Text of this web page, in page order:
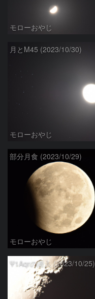
モローおやじ
月とM45 (2023/10/30)
モローおやじ
部分月食 (2023/10/29)
モローおやじ
Ψ1Aqrの潜入 (2023/10/25)